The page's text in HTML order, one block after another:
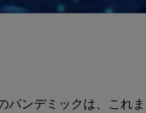
パンデミックは、これ